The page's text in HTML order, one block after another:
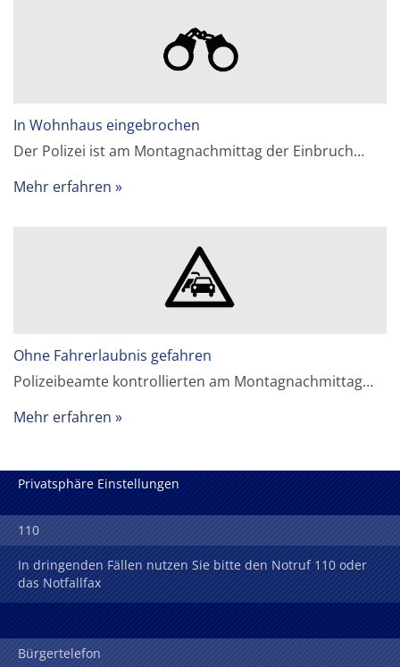
In Wohnhaus eingebrochen
Der Polizei ist am Montagnachmittag der Einbruch…
Mehr erfahren
Ohne Fahrerlaubnis gefahren
Polizeibeamte kontrollierten am Montagnachmittag…
Mehr erfahren
Privatsphäre Einstellungen
110
In dringenden Fällen nutzen Sie bitte den Notruf 110 oder
das Notfallfax
Bürgertelefon